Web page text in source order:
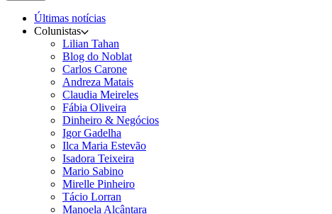
Últimas notícias
Colunistas
Lilian Tahan
Blog do Noblat
Carlos Carone
Andreza Matais
Claudia Meireles
Fábia Oliveira
Dinheiro & Negócios
Igor Gadelha
Ilca Maria Estevão
Isadora Teixeira
Mario Sabino
Mirelle Pinheiro
Tácio Lorran
Manoela Alcântara